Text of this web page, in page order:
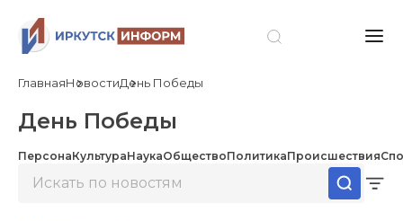
ГлавнаяНовостиДень Победы
День Победы
ПерсонаКультураНаукаОбществоПолитикаПроисшествия